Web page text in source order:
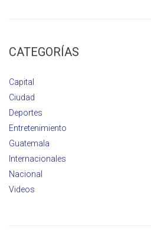
CATEGORÍAS
Capital
Ciudad
Deportes
Entretenimiento
Guatemala
Internacionales
Nacional
Videos